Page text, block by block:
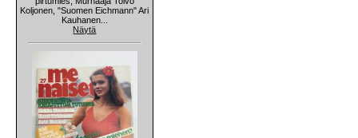
Koljonen, "Suomen Eichmann" Ari
Kauhanen...
Näytä